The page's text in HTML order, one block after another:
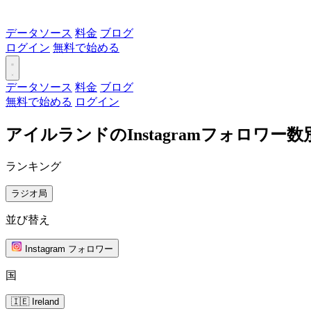
データソース 料金 ブログ
ログイン 無料で始める
データソース 料金 ブログ
無料で始める ログイン
アイルランドのInstagramフォロワー数
ランキング
ラジオ局
並び替え
Instagram フォロワー
国
🇮🇪 Ireland